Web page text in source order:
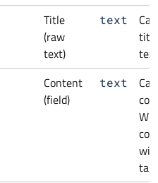
Title
(raw
text)
text
Content
(field)
text
tag.